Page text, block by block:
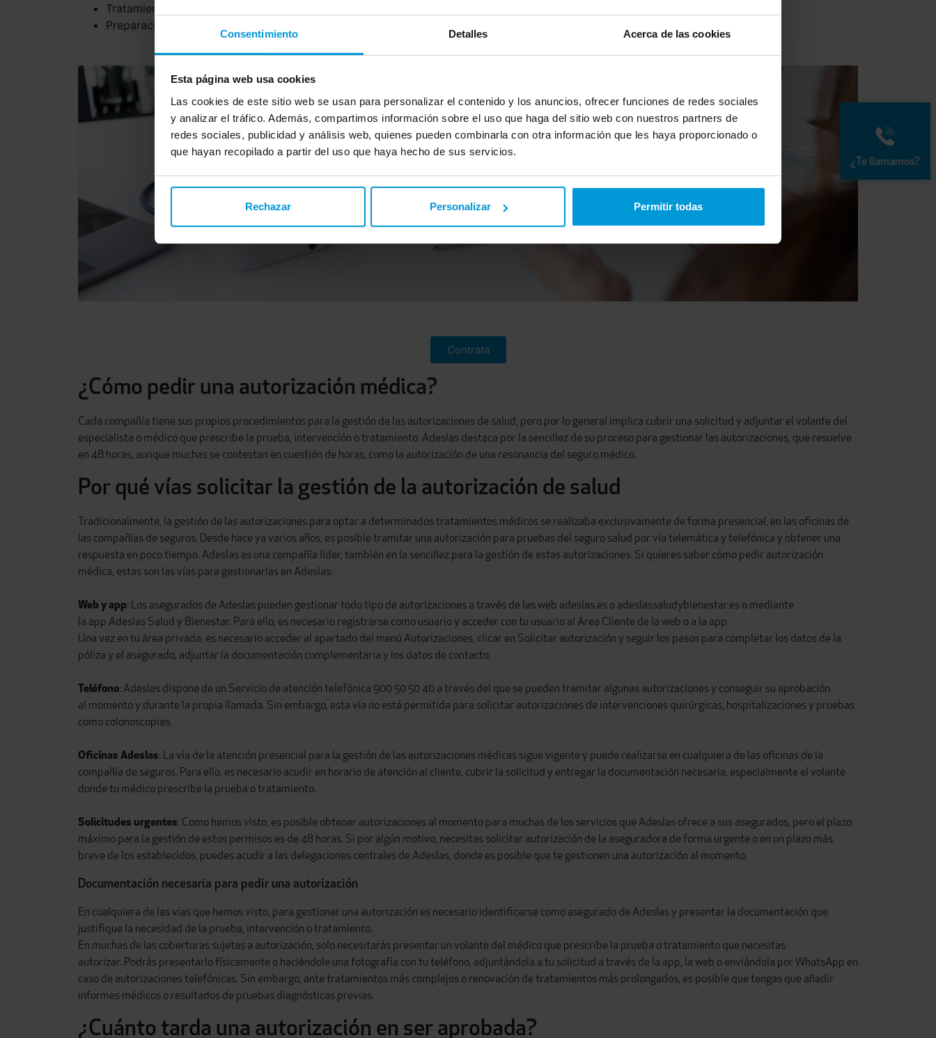
Consentimiento Detalles Acerca de las cookies
Esta página web usa cookies
Las cookies de este sitio web se usan para personalizar el contenido y los anuncios, ofrecer funciones de redes sociales
y analizar el tráfico. Además, compartimos información sobre el uso que haga del sitio web con nuestros partners de
redes sociales, publicidad y análisis web, quienes pueden combinarla con otra información que les haya proporcionado o
que hayan recopilado a partir del uso que haya hecho de sus servicios.
Rechazar Personalizar Permitir todas
¿Te llamamos?
Tratamientos renales, como diálisis, hemodiálisis, litotricia renal o dispensados en la Unidad del Dolor.
Preparación al parto.
Contrata
¿Cómo pedir una autorización médica?
Cada compañía tiene sus propios procedimientos para la gestión de las autorizaciones de salud, pero por lo general implica cubrir una solicitud y adjuntar el volante del
especialista o médico que prescribe la prueba, intervención o tratamiento. Adeslas destaca por la sencillez de su proceso para gestionar las autorizaciones, que resuelve
en 48 horas, aunque muchas se contestan en cuestión de horas, como la autorización de una resonancia del seguro médico.
Por qué vías solicitar la gestión de la autorización de salud
Tradicionalmente, la gestión de las autorizaciones para optar a determinados tratamientos médicos se realizaba exclusivamente de forma presencial, en las oficinas de
las compañías de seguros. Desde hace ya varios años, es posible tramitar una autorización para pruebas del seguro salud por vía telemática y telefónica y obtener una
respuesta en poco tiempo. Adeslas es una compañía líder, también en la sencillez para la gestión de estas autorizaciones. Si quieres saber cómo pedir autorización
médica, estas son las vías para gestionarlas en Adeslas:
Web y app: Los asegurados de Adeslas pueden gestionar todo tipo de autorizaciones a través de las web adeslas.es o adeslassaludybienestar.es o mediante
la app Adeslas Salud y Bienestar. Para ello, es necesario registrarse como usuario y acceder con tu usuario al Área Cliente de la web o a la app.
Una vez en tu área privada, es necesario acceder al apartado del menú Autorizaciones, clicar en Solicitar autorización y seguir los pasos para completar los datos de la
póliza y el asegurado, adjuntar la documentación complementaria y los datos de contacto.
Teléfono: Adeslas dispone de un Servicio de atención telefónica 900 50 50 40 a través del que se pueden tramitar algunas autorizaciones y conseguir su aprobación
al momento y durante la propia llamada. Sin embargo, esta vía no está permitida para solicitar autorizaciones de intervenciones quirúrgicas, hospitalizaciones y pruebas
como colonoscopias.
Oficinas Adeslas: La vía de la atención presencial para la gestión de las autorizaciones médicas sigue vigente y puede realizarse en cualquiera de las oficinas de la
compañía de seguros. Para ello, es necesario acudir en horario de atención al cliente, cubrir la solicitud y entregar la documentación necesaria, especialmente el volante
donde tu médico prescribe la prueba o tratamiento.
Solicitudes urgentes: Como hemos visto, es posible obtener autorizaciones al momento para muchas de los servicios que Adeslas ofrece a sus asegurados, pero el plazo
máximo para la gestión de estos permisos es de 48 horas. Si por algún motivo, necesitas solicitar autorización de la aseguradora de forma urgente o en un plazo más
breve de los establecidos, puedes acudir a las delegaciones centrales de Adeslas, donde es posible que te gestionen una autorización al momento.
Documentación necesaria para pedir una autorización
En cualquiera de las vías que hemos visto, para gestionar una autorización es necesario identificarse como asegurado de Adeslas y presentar la documentación que
justifique la necesidad de la prueba, intervención o tratamiento.
En muchas de las coberturas sujetas a autorización, solo necesitarás presentar un volante del médico que prescribe la prueba o tratamiento que necesitas
autorizar. Podrás presentarlo físicamente o haciéndole una fotografía con tu teléfono, adjuntándola a tu solicitud a través de la app, la web o enviándola por WhatsApp en
caso de autorizaciones telefónicas. Sin embargo, ante tratamientos más complejos o renovación de tratamientos más prolongados, es posible que tengas que añadir
informes médicos o resultados de pruebas diagnósticas previas.
¿Cuánto tarda una autorización en ser aprobada?